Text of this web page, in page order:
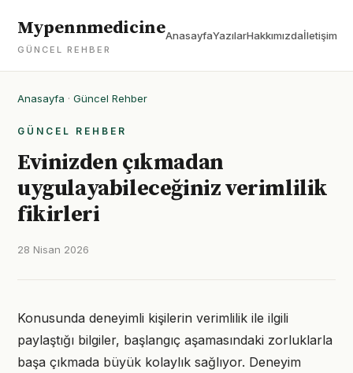
Mypennmedicine
GÜNCEL REHBER
AnasayfaYazılarHakkımızdaİletişim
Anasayfa · Güncel Rehber
GÜNCEL REHBER
Evinizden çıkmadan
uygulayabileceğiniz verimlilik
fikirleri
28 Nisan 2026
Konusunda deneyimli kişilerin verimlilik ile ilgili
paylaştığı bilgiler, başlangıç aşamasındaki zorluklarla
başa çıkmada büyük kolaylık sağlıyor. Deneyim